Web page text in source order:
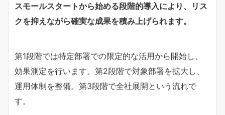
スモールスタートから始める段階的導入により、リス
クを抑えながら確実な成果を積み上げられます。
第1段階では特定部署での限定的な活用から開始し、
効果測定を行います。第2段階で対象部署を拡大し、
運用体制を整備。第3段階で全社展開という流れで
す。